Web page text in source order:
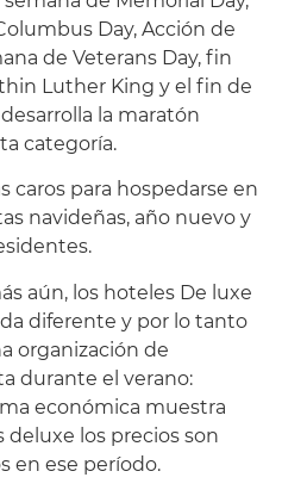
Day, Acción de
de Veterans Day, fin
Luther King y el fin de
la maratón
categoría.
caros para hospedarse en
navideñas, año nuevo y
aún, los hoteles De luxe
diferente y por lo tanto
organización de
durante el verano:
económica muestra
deluxe los precios son
en ese período.